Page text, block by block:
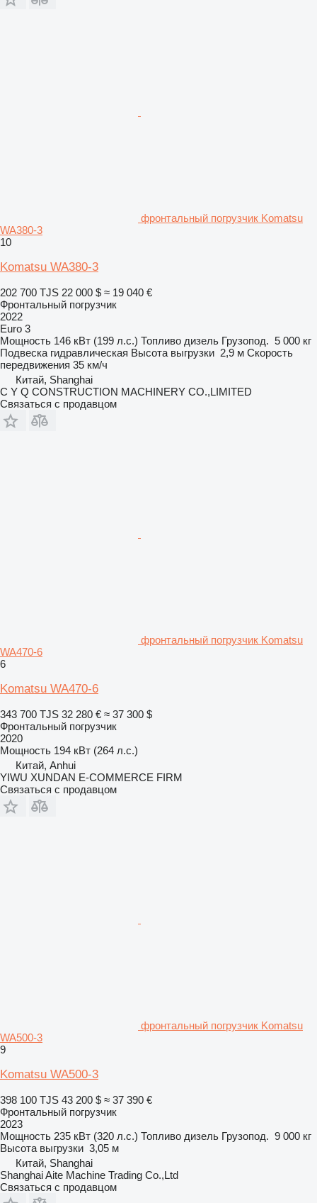
фронтальный погрузчик Komatsu
WA380-3
10
Komatsu WA380-3
202 700 TJS 22 000 $ ≈ 19 040 €
Фронтальный погрузчик
2022
Euro 3
Мощность 146 кВт (199 л.с.) Топливо дизель Грузопод. 5 000 кг
Подвеска гидравлическая Высота выгрузки 2,9 м Скорость
передвижения 35 км/ч
Китай, Shanghai
C Y Q CONSTRUCTION MACHINERY CO.,LIMITED
Связаться с продавцом
фронтальный погрузчик Komatsu
WA470-6
6
Komatsu WA470-6
343 700 TJS 32 280 € ≈ 37 300 $
Фронтальный погрузчик
2020
Мощность 194 кВт (264 л.с.)
Китай, Anhui
YIWU XUNDAN E-COMMERCE FIRM
Связаться с продавцом
фронтальный погрузчик Komatsu
WA500-3
9
Komatsu WA500-3
398 100 TJS 43 200 $ ≈ 37 390 €
Фронтальный погрузчик
2023
Мощность 235 кВт (320 л.с.) Топливо дизель Грузопод. 9 000 кг
Высота выгрузки 3,05 м
Китай, Shanghai
Shanghai Aite Machine Trading Co.,Ltd
Связаться с продавцом